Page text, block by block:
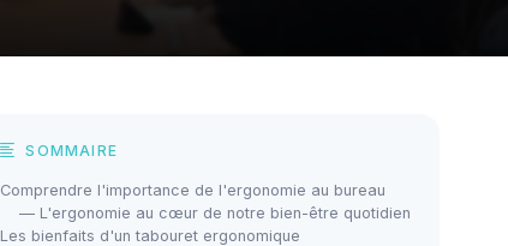
SOMMAIRE
Comprendre l'importance de l'ergonomie au bureau
— L'ergonomie au cœur de notre bien-être quotidien
Les bienfaits d'un tabouret ergonomique